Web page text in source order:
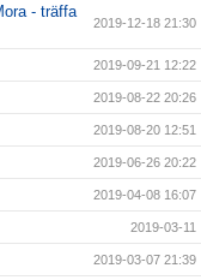
- träffa
2019-12-18 21:30
2019-09-21 12:22
2019-08-22 20:26
2019-08-20 12:51
2019-06-26 20:22
2019-04-08 16:07
2019-03-11
2019-03-07 21:39